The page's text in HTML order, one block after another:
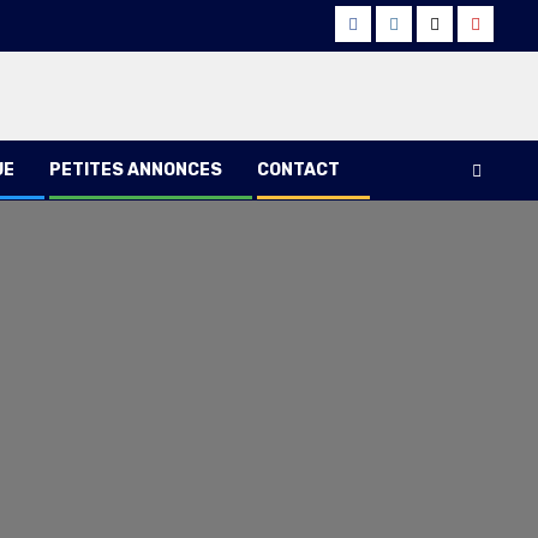
FacebookInstagram
Twitter
PETITES ANNONCES CONTACT